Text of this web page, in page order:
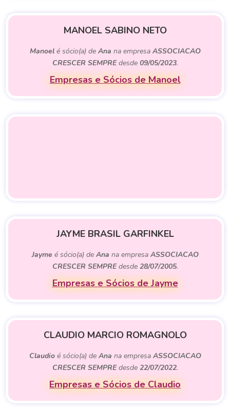
MANOEL SABINO NETO
Manoelé sócio(a) de Ana na empresa ASSOCIACAO
CRESCER SEMPREdesde 09/05/2023.
Empresas e Sócios de Manoel
JAYME BRASIL GARFINKEL
Jayme é sócio(a) de Ana na empresa ASSOCIACAO
CRESCER SEMPREdesde 28/07/2005.
Empresas e Sócios de Jayme
CLAUDIO MARCIO ROMAGNOLO
Claudioé sócio(a) de Ana na empresa ASSOCIACAO
CRESCER SEMPREdesde 22/07/2022.
Empresas e Sócios de Claudio